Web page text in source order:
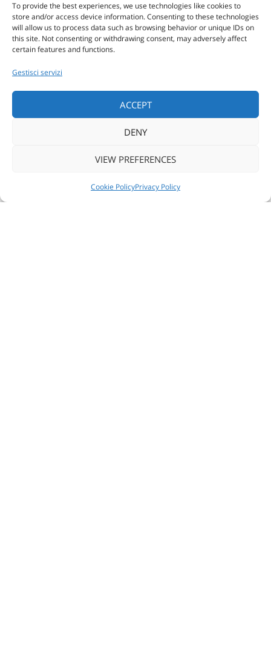
To provide the best experiences, we use technologies like cookies to
store and/or access device information. Consenting to these technologies
will allow us to process data such as browsing behavior or unique IDs on
this site. Not consenting or withdrawing consent, may adversely affect
certain features and functions.
Gestisci servizi
ACCEPT
DENY
VIEW PREFERENCES
Cookie PolicyPrivacy Policy
SEGUICI